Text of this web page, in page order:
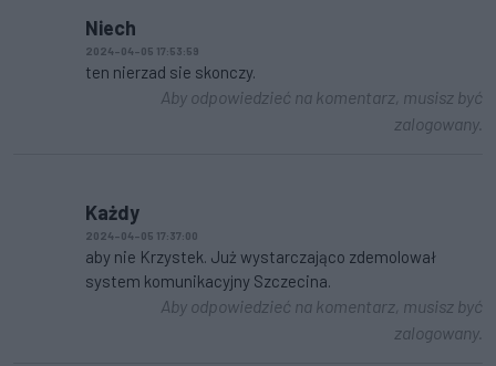
Niech
2024-04-05 17:53:59
ten nierzad sie skonczy.
Aby odpowiedzieć na komentarz, musisz być
zalogowany.
Każdy
2024-04-05 17:37:00
aby nie Krzystek. Już wystarczająco zdemolował
system komunikacyjny Szczecina.
Aby odpowiedzieć na komentarz, musisz być
zalogowany.